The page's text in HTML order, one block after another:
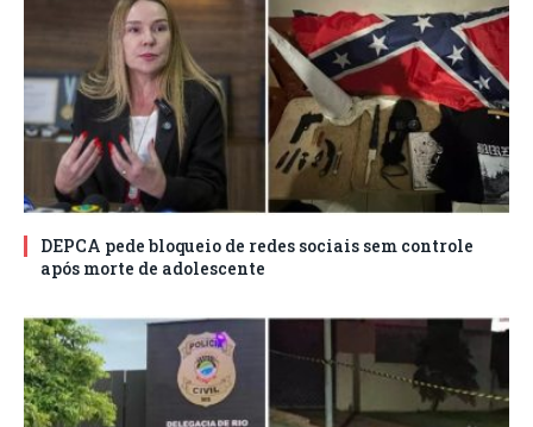
DEPCA pede bloqueio de redes sociais sem controle
após morte de adolescente